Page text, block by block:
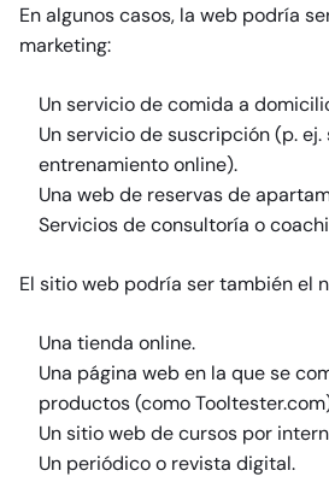
En algunos casos, la web podría
marketing:
Un servicio de comida a
Un servicio de suscripción (p. ej.
entrenamiento online).
Una web de reservas de
Servicios de consultoría o
El sitio web podría ser también el
Una tienda online.
Una página web en la que se
productos (como
Un sitio web de cursos por
Un periódico o revista digital.